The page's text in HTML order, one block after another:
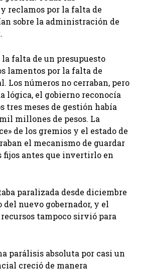
reclamos por la falta de
sobre la administración de
falta de un presupuesto
lamentos por la falta de
Los números no cerraban, pero
lógica, el gobierno reconocía
tres meses de gestión había
millones de pesos. La
de los gremios y el estado de
el mecanismo de guardar
fijos antes que invertirlo en
paralizada desde diciembre
del nuevo gobernador, y el
tampoco sirvió para
parálisis absoluta por casi un
creció de manera